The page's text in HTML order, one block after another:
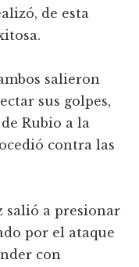
de esta
salieron
sus golpes,
Rubio a la
contra las
salió a presionar
por el ataque
con